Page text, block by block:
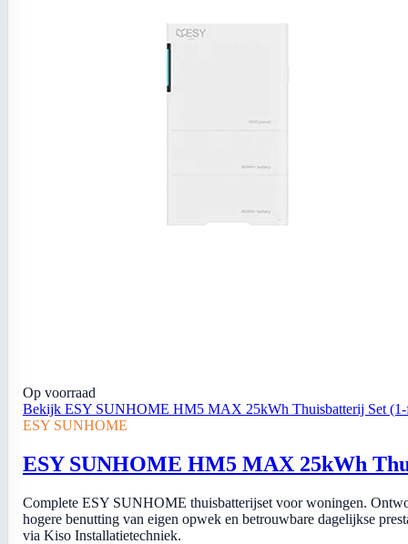
Op voorraad
Bekijk ESY SUNHOME HM5 MAX 25kWh Thuisbatterij Set (1-
ESY SUNHOME
ESY SUNHOME HM5 MAX 25kWh
Complete ESY SUNHOME thuisbatterijset voor woningen.
hogere benutting van eigen opwek en betrouwbare dagelijkse
via Kiso Installatietechniek.